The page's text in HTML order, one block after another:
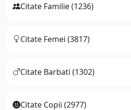
Citate Familie (1236)
Citate Femei (3817)
Citate Barbati (1302)
Citate Copii (2977)